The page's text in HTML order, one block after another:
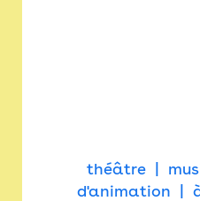
théâtre
d'animation